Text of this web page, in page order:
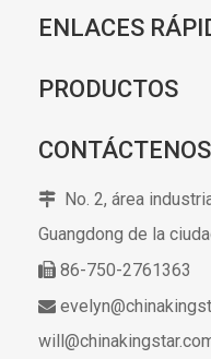
ENLACES
PRODUCTOS
CONTÁCTENOS
 No. 2, área
Guangdong de la
 86-750-2761363
